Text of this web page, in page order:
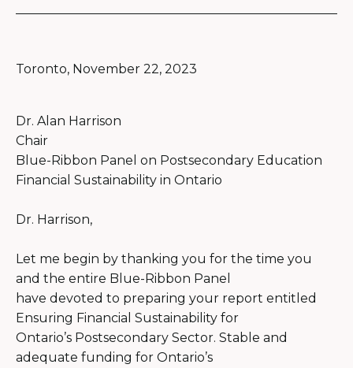
Toronto, November 22, 2023
Dr. Alan Harrison
Chair
Blue-Ribbon Panel on Postsecondary Education
Financial Sustainability in Ontario
Dr. Harrison,
Let me begin by thanking you for the time you
and the entire Blue-Ribbon Panel
have devoted to preparing your report entitled
Ensuring Financial Sustainability for
Ontario’s Postsecondary Sector. Stable and
adequate funding for Ontario’s